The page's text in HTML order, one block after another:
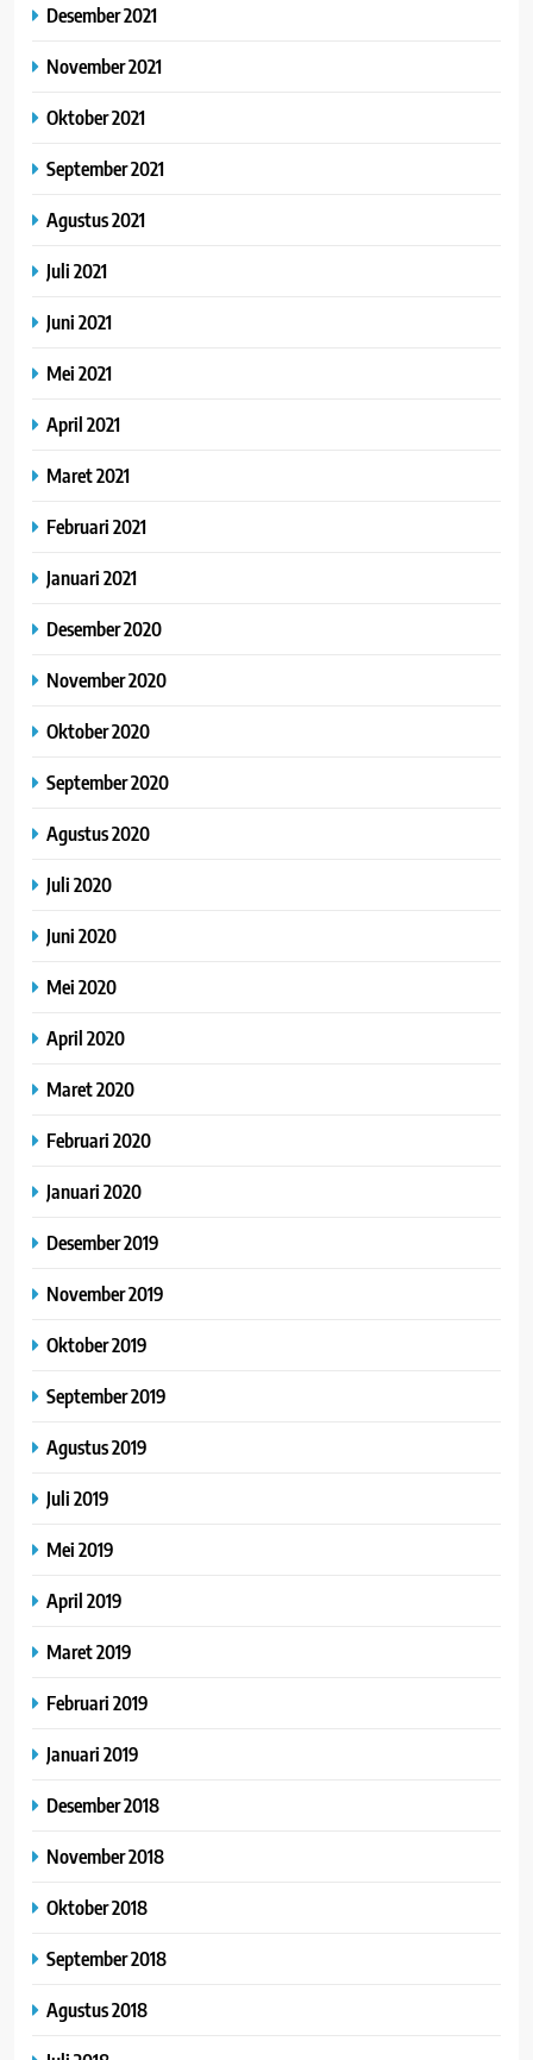
Desember 2021
November 2021
Oktober 2021
September 2021
Agustus 2021
Juli 2021
Juni 2021
Mei 2021
April 2021
Maret 2021
Februari 2021
Januari 2021
Desember 2020
November 2020
Oktober 2020
September 2020
Agustus 2020
Juli 2020
Juni 2020
Mei 2020
April 2020
Maret 2020
Februari 2020
Januari 2020
Desember 2019
November 2019
Oktober 2019
September 2019
Agustus 2019
Juli 2019
Mei 2019
April 2019
Maret 2019
Februari 2019
Januari 2019
Desember 2018
November 2018
Oktober 2018
September 2018
Agustus 2018